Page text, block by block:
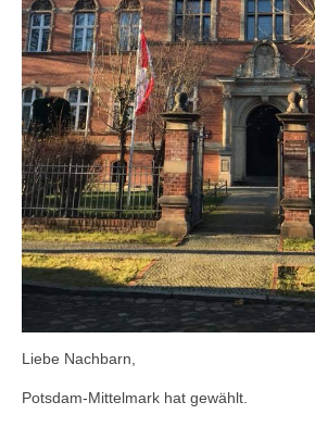
Liebe Nachbarn,
Potsdam-Mittelmark hat gewählt.